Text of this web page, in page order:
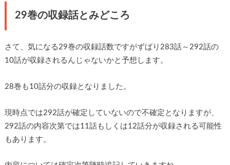
29巻の収録話とみどころ
さて、気になる29巻の収録話数ですがずばり283話～292話の
10話が収録されるんじゃないかと予想します。
28巻も10話分の収録となりました。
現時点では292話が確定していないので不確定となりますが、
292話の内容次第では11話もしくは12話分が収録される可能性
もあります。